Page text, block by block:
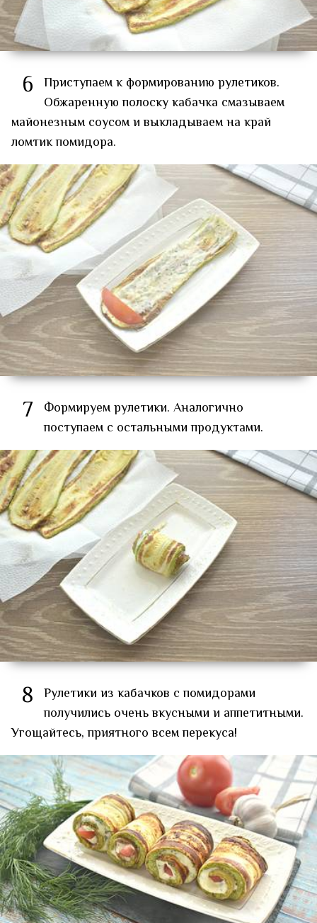
6 Приступаем к формированию рулетиков.
Обжаренную полоску кабачка смазываем
майонезным соусом и выкладываем на край
ломтик помидора.
7
Формируем рулетики. Аналогично
поступаем с остальными продуктами.
8 Рулетики из кабачков с помидорами
получились очень вкусными и аппетитными.
Угощайтесь, приятного всем перекуса!